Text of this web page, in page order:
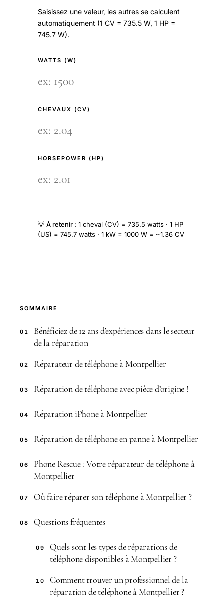
Saisissez une valeur, les autres se calculent
automatiquement (1 CV = 735.5 W, 1 HP =
745.7 W).
WATTS (W)
CHEVAUX (CV)
HORSEPOWER (HP)
💡 À retenir : 1 cheval (CV) = 735.5 watts · 1 HP
(US) = 745.7 watts · 1 kW = 1000 W = ~1.36 CV
SOMMAIRE
01
Bénéficiez de 12 ans d’expériences dans le secteur
de la réparation
02 Réparateur de téléphone à Montpellier
03 Réparation de téléphone avec pièce d’origine !
04 Réparation iPhone à Montpellier
05 Réparation de téléphone en panne à Montpellier
06
Phone Rescue : Votre réparateur de téléphone à
Montpellier
07 Où faire réparer son téléphone à Montpellier ?
08 Questions fréquentes
09
Quels sont les types de réparations de
téléphone disponibles à Montpellier ?
10
Comment trouver un professionnel de la
réparation de téléphone à Montpellier ?